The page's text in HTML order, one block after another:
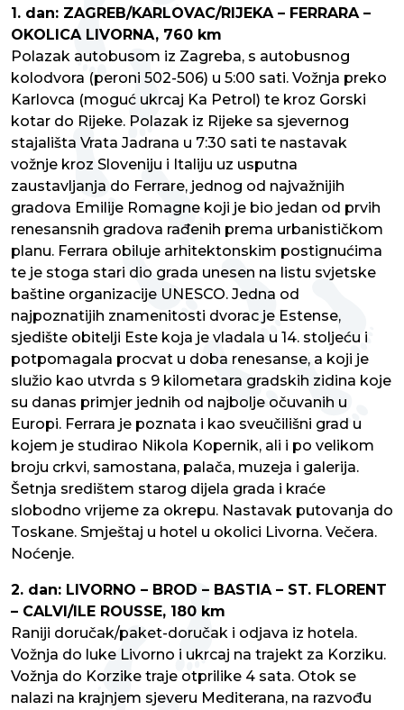
1. dan: ZAGREB/KARLOVAC/RIJEKA – FERRARA –
OKOLICA LIVORNA, 760 km
Polazak autobusom iz Zagreba, s autobusnog
kolodvora (peroni 502-506) u 5:00 sati. Vožnja preko
Karlovca (moguć ukrcaj Ka Petrol) te kroz Gorski
kotar do Rijeke. Polazak iz Rijeke sa sjevernog
stajališta Vrata Jadrana u 7:30 sati te nastavak
vožnje kroz Sloveniju i Italiju uz usputna
zaustavljanja do Ferrare, jednog od najvažnijih
gradova Emilije Romagne koji je bio jedan od prvih
renesansnih gradova rađenih prema urbanističkom
planu. Ferrara obiluje arhitektonskim postignućima
te je stoga stari dio grada unesen na listu svjetske
baštine organizacije UNESCO. Jedna od
najpoznatijih znamenitosti dvorac je Estense,
sjedište obitelji Este koja je vladala u 14. stoljeću i
potpomagala procvat u doba renesanse, a koji je
služio kao utvrda s 9 kilometara gradskih zidina koje
su danas primjer jednih od najbolje očuvanih u
Europi. Ferrara je poznata i kao sveučilišni grad u
kojem je studirao Nikola Kopernik, ali i po velikom
broju crkvi, samostana, palača, muzeja i galerija.
Šetnja središtem starog dijela grada i kraće
slobodno vrijeme za okrepu. Nastavak putovanja do
Toskane. Smještaj u hotel u okolici Livorna. Večera.
Noćenje.
2. dan: LIVORNO – BROD – BASTIA – ST. FLORENT
– CALVI/ILE ROUSSE, 180 km
Raniji doručak/paket-doručak i odjava iz hotela.
Vožnja do luke Livorno i ukrcaj na trajekt za Korziku.
Vožnja do Korzike traje otprilike 4 sata. Otok se
nalazi na krajnjem sjeveru Mediterana, na razvođu